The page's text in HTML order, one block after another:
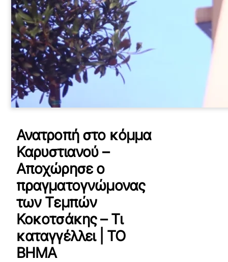
Ανατροπή στο κόμμα
Καρυστιανού –
Αποχώρησε ο
πραγματογνώμονας
των Τεμπών
Κοκοτσάκης – Τι
καταγγέλλει | ΤΟ
ΒΗΜΑ